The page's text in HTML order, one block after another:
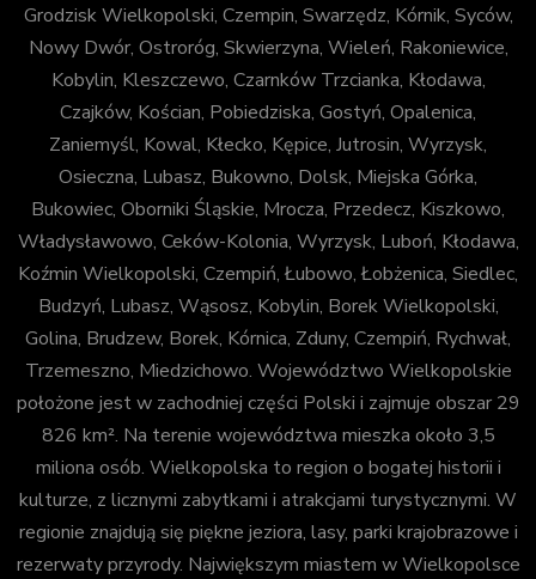
Grodzisk Wielkopolski, Czempin, Swarzędz, Kórnik, Syców,
Nowy Dwór, Ostroróg, Skwierzyna, Wieleń, Rakoniewice,
Kobylin, Kleszczewo, Czarnków Trzcianka, Kłodawa,
Czajków, Kościan, Pobiedziska, Gostyń, Opalenica,
Zaniemyśl, Kowal, Kłecko, Kępice, Jutrosin, Wyrzysk,
Osieczna, Lubasz, Bukowno, Dolsk, Miejska Górka,
Bukowiec, Oborniki Śląskie, Mrocza, Przedecz, Kiszkowo,
Władysławowo, Ceków-Kolonia, Wyrzysk, Luboń, Kłodawa,
Koźmin Wielkopolski, Czempiń, Łubowo, Łobżenica, Siedlec,
Budzyń, Lubasz, Wąsosz, Kobylin, Borek Wielkopolski,
Golina, Brudzew, Borek, Kórnica, Zduny, Czempiń, Rychwał,
Trzemeszno, Miedzichowo. Województwo Wielkopolskie
położone jest w zachodniej części Polski i zajmuje obszar 29
826 km². Na terenie województwa mieszka około 3,5
miliona osób. Wielkopolska to region o bogatej historii i
kulturze, z licznymi zabytkami i atrakcjami turystycznymi. W
regionie znajdują się piękne jeziora, lasy, parki krajobrazowe i
rezerwaty przyrody. Największym miastem w Wielkopolsce